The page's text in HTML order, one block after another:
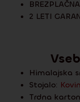
2 LETI
Himalajska
Stojalo:
Trdna